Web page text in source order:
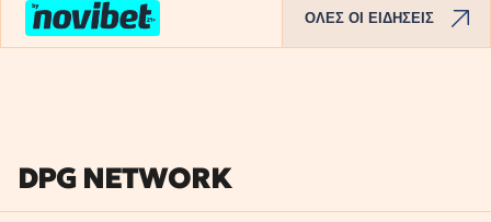
ΟΛΕΣ ΟΙ ΕΙΔΗΣΕΙΣ
DPG NETWORK